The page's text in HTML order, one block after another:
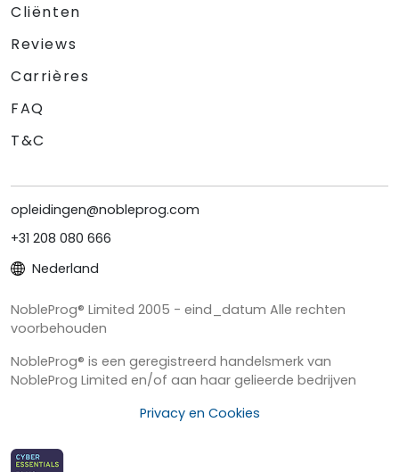
Cliënten
Reviews
Carrières
FAQ
T&C
opleidingen@nobleprog.com
+31 208 080 666
Nederland
NobleProg® Limited 2005 - eind_datum Alle rechten
voorbehouden
NobleProg® is een geregistreerd handelsmerk van
NobleProg Limited en/of aan haar gelieerde bedrijven
Privacy en Cookies